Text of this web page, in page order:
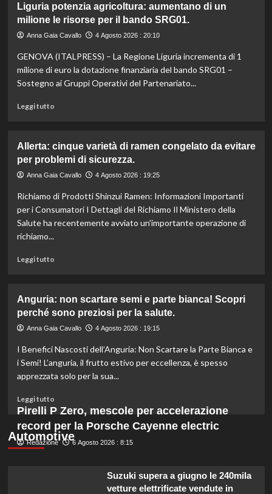
colpite
da
calamità.
Ultraprocessati
e
salute:
mangiare
bene
con
Liguria potenzia agricoltura: aumentano di un
milione le risorse per il bando SRG01.
Anna Gaia Cavallo 4 Agosto 2026 : 20:10
GENOVA (ITALPRESS) – La Regione Liguria incrementa di 1
milione di euro la dotazione finanziaria del bando SRG01 –
Sostegno ai Gruppi Operativi del Partenariato...
Leggi tuttoLeggi
Liguria
potenzia
agricoltura:
di
un
milione
Allerta: cinque varietà di ramen congelato da evitare
per problemi di sicurezza.
Anna Gaia Cavallo 4 Agosto 2026 : 19:25
Richiamo di Prodotti Shinzui Ramen: Informazioni Importanti
per i Consumatori I Dettagli del Richiamo Il Ministero della
Salute ha recentemente avviato un'importante operazione di
richiamo...
Leggi tuttoLeggi
Allerta:
cinque
varietà
ramen
congelato
problemi
sicurezza.
Anguria: non scartare semi e parte bianca! Scopri
perché sono preziosi per la salute.
Anna Gaia Cavallo 4 Agosto 2026 : 19:15
I Benefici Nascosti dell’Anguria: Non Scartare la Parte Bianca e
i Semi! L’anguria, il frutto estivo per eccellenza, è spesso
apprezzata solo per la sua...
Leggi tuttoLeggi
di
su
Anguria:
Automotive
Pirelli P Zero, mescole per accelerazione
record per la Porsche Cayenne electric
Redazione 6 Agosto 2026 : 8:15
Suzuki supera a giugno le 240mila
vetture elettrificate vendute in